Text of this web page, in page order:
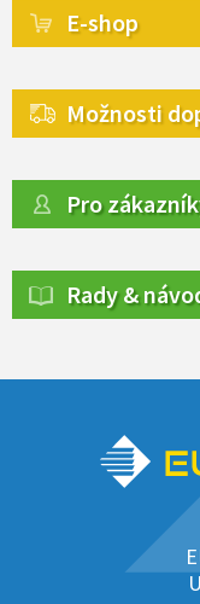
E-shop
Možnosti
Pro
Rady &